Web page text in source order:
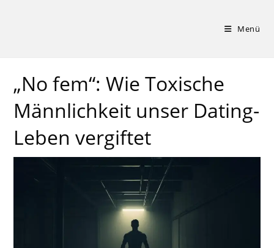
Menü
„No fem“: Wie Toxische
Männlichkeit unser Dating-
Leben vergiftet